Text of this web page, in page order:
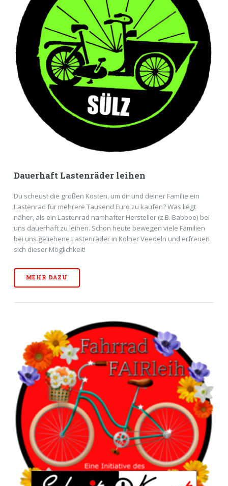
Dauerhaft Lastenräder leihen
Du scheust die großen Kosten, um dir und deiner Familie ein
Lastenrad für mehrere Tausend Euro zu kaufen? Was liegt
näher, als ein Lastenrad namhafter Hersteller (z.B. Babboe) bei
uns dauerhaft zu leihen. Schon heute bewegen viele Familien
bei uns geliehene Lastenräder in Kölner Veedeln und erfreuen
sich dieser Möglichkeit!
MEHR DAZU